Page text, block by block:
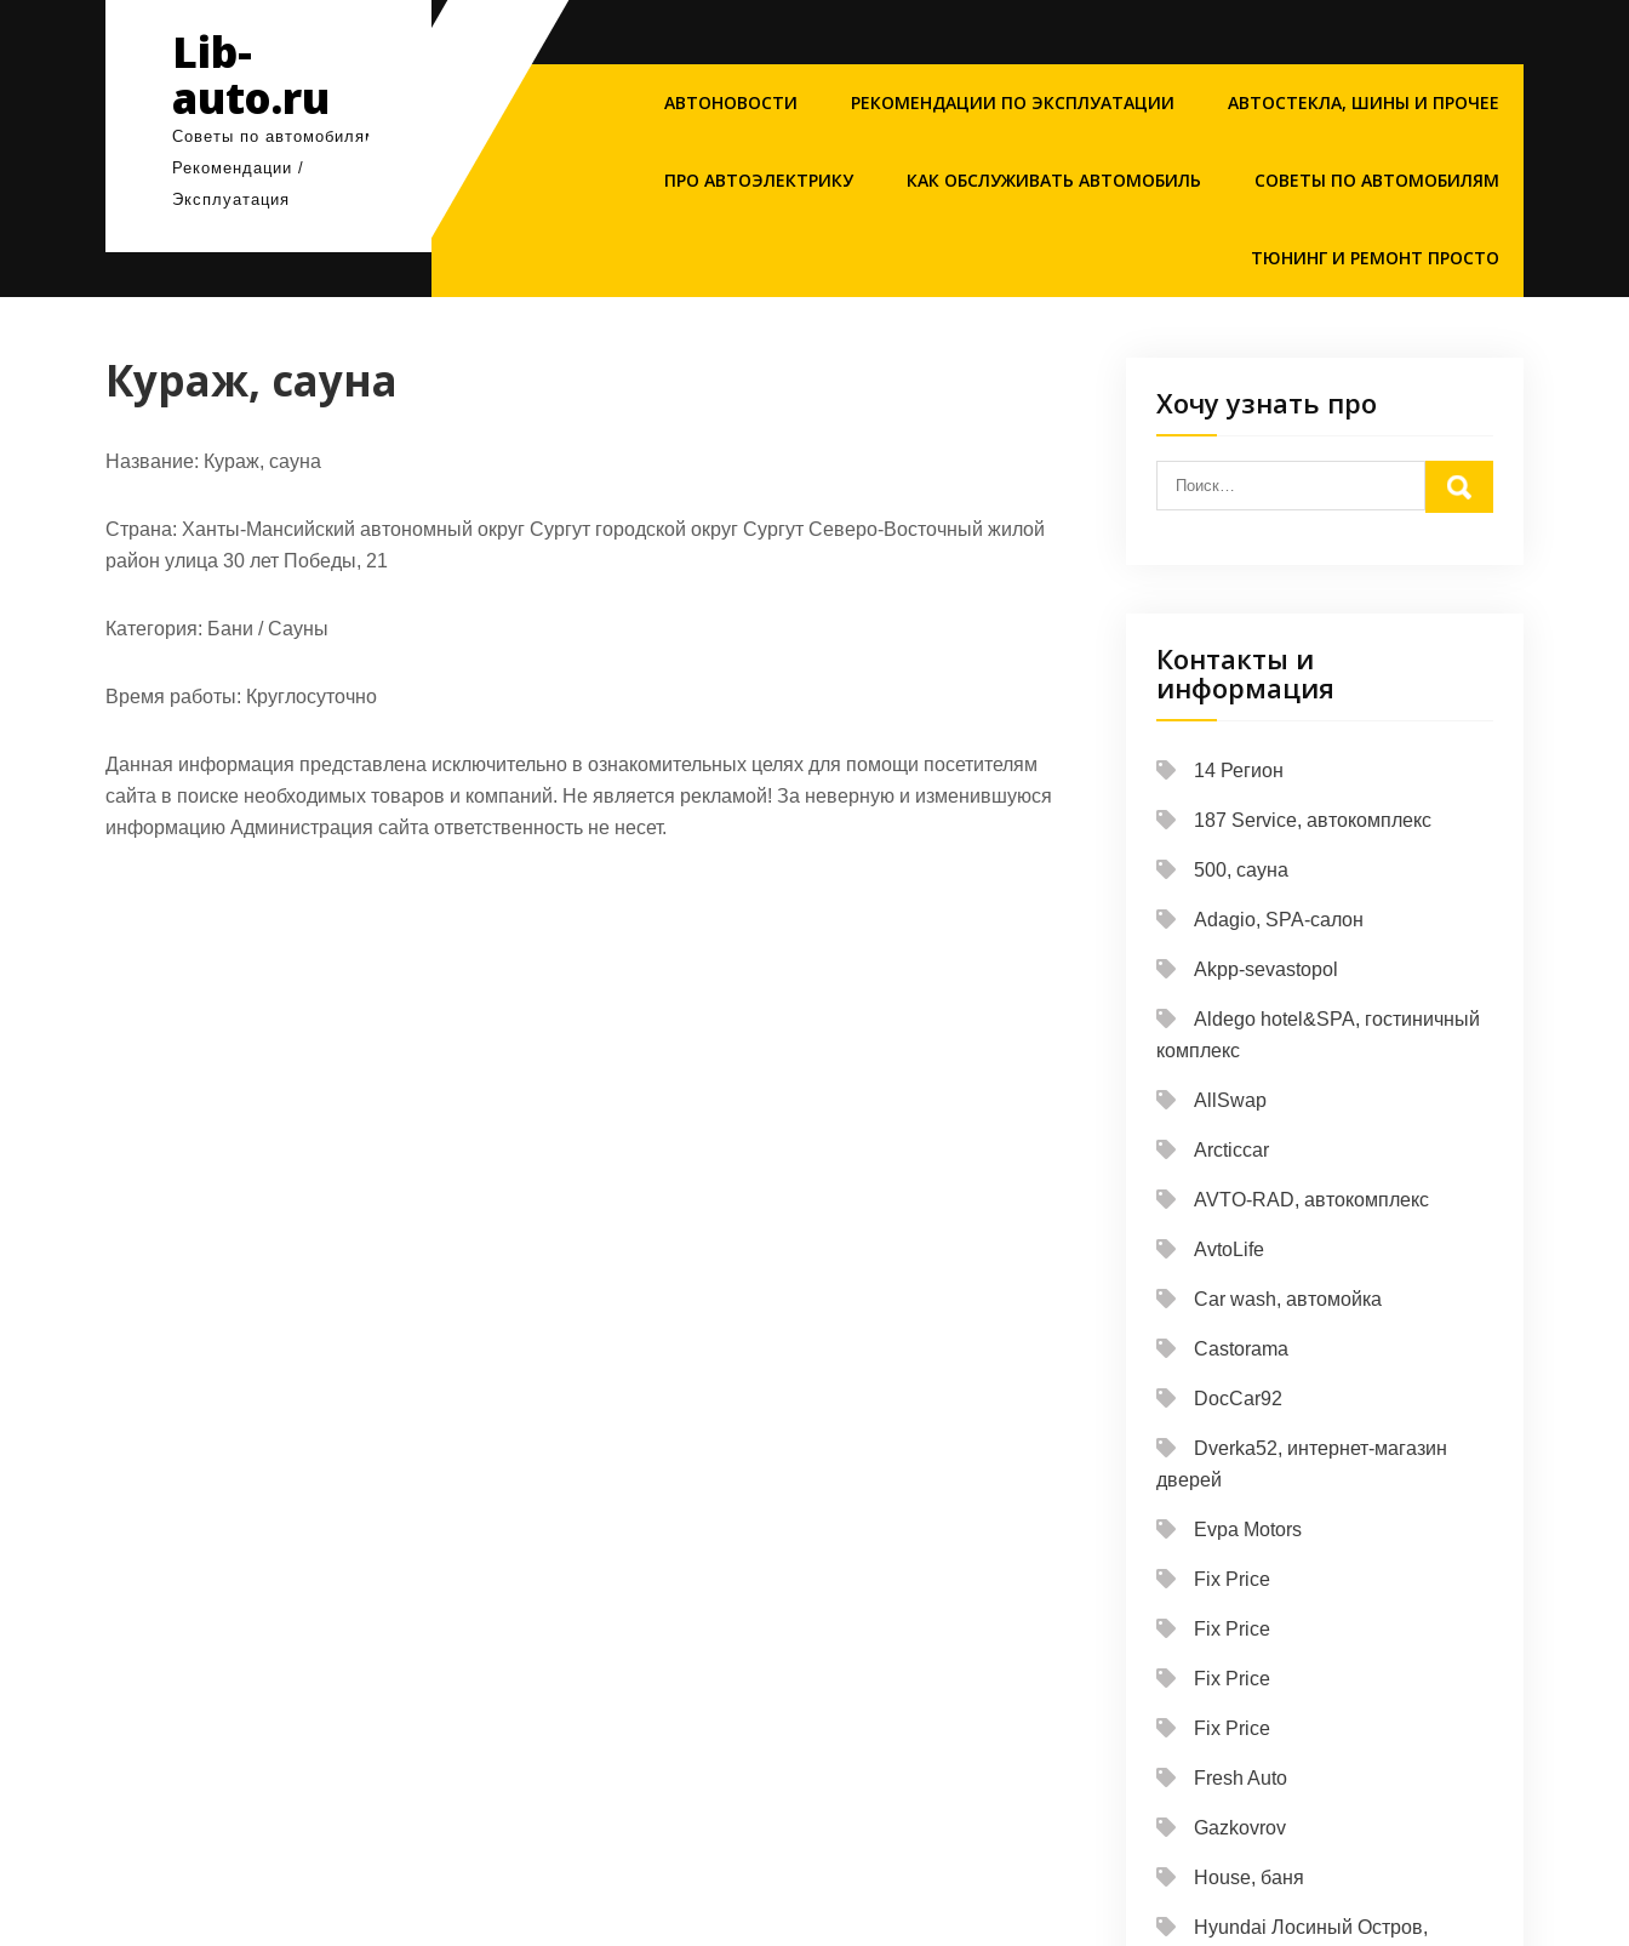
Lib-
auto.ru
Советы по автомобилям /
Рекомендации /
Эксплуатация
АВТОНОВОСТИ РЕКОМЕНДАЦИИ ПО ЭКСПЛУАТАЦИИ АВТОСТЕКЛА, ШИНЫ И ПРОЧЕЕ
ПРО АВТОЭЛЕКТРИКУ КАК ОБСЛУЖИВАТЬ АВТОМОБИЛЬ СОВЕТЫ ПО АВТОМОБИЛЯМ
ТЮНИНГ И РЕМОНТ ПРОСТО
Кураж, сауна
Название: Кураж, сауна
Страна: Ханты-Мансийский автономный округ Сургут городской округ Сургут Северо-Восточный жилой
район улица 30 лет Победы, 21
Категория: Бани / Сауны
Время работы: Круглосуточно
Данная информация представлена исключительно в ознакомительных целях для помощи посетителям
сайта в поиске необходимых товаров и компаний. Не является рекламой! За неверную и изменившуюся
информацию Администрация сайта ответственность не несет.
Хочу узнать про
Контакты и
информация
14 Регион
187 Service, автокомплекс
500, сауна
Adagio, SPA-салон
Akpp-sevastopol
Aldego hotel&SPA, гостиничный
комплекс
AllSwap
Arcticcar
AVTO-RAD, автокомплекс
AvtoLife
Car wash, автомойка
Castorama
DocCar92
Dverka52, интернет-магазин
дверей
Evpa Motors
Fix Price
Fix Price
Fix Price
Fix Price
Fresh Auto
Gazkovrov
House, баня
Hyundai Лосиный Остров,